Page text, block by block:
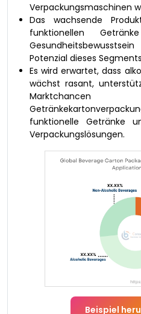
Verpackungsmaschinen
Das wachsende
funktionellen
Potenzial dieses
Es wird erwartet, dass
wächst rasant,
funktionelle Getränke
Verpackungslösungen.
Beispiel